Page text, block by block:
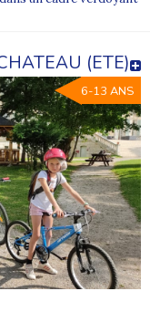
(ETE)
6-13 ANS